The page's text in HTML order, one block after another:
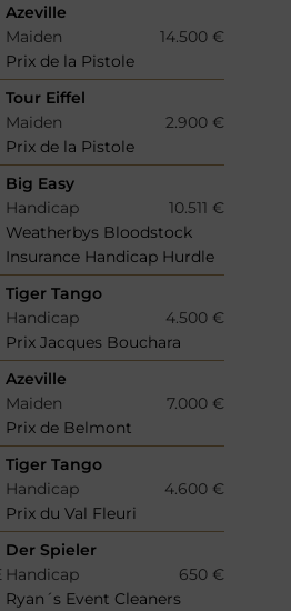
Azeville
Maiden
14.500 €
Prix de la Pistole
Tour Eiffel
Maiden
2.900 €
Prix de la Pistole
Big Easy
Handicap
10.511 €
Weatherbys Bloodstock
Insurance Handicap Hurdle
Tiger Tango
Handicap
4.500 €
Prix Jacques Bouchara
Azeville
Maiden
7.000 €
Prix de Belmont
Tiger Tango
Handicap
4.600 €
Prix du Val Fleuri
Der Spieler
Handicap
650 €
Ryan´s Event Cleaners